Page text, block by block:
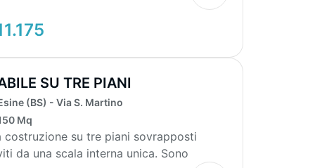
SU TRE PIANI
(BS) - Via S. Martino
Mq
costruzione su tre piani sovrapposti
da una scala interna unica. Sono